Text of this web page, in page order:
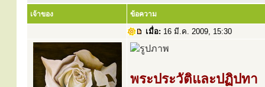
เจ้าของ ข้อความ
เมื่อ: 16 มี.ค. 2009, 15:30
พระประวัติและปฏิปทา